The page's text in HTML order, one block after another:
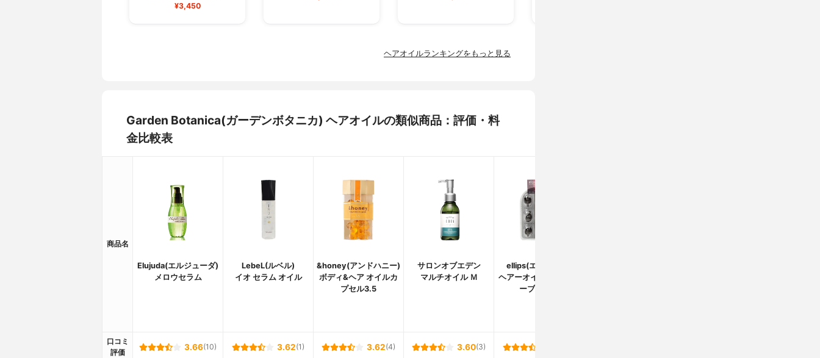
¥3,450
ヘアオイルランキングをもっと見る
Garden Botanica(ガーデンボタニカ) ヘアオイルの類似商品：評価・料
金比較表
商品名
Elujuda(エルジューダ)
メロウセラム
LebeL(ルベル)
イオ セラム オイル
&honey(アンドハニー)
ボディ&ヘア オイルカ
プセル3.5
サロンオブエデン
マルチオイル Ｍ
ellips(エリップス)
ヘアーオイル シャイニ
ーブラック
口コミ
評価
3.66(10) 3.62(1) 3.62(4) 3.60(3)